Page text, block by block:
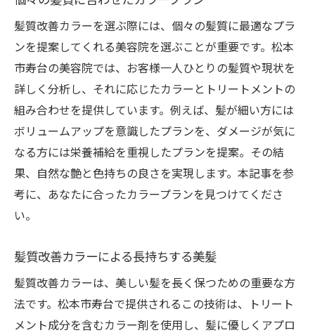
髪質改善カラーを選ぶ際には、個々の髪質に最適なプラ
ンを提案してくれる美容院を選ぶことが重要です。松本
市寿台の美容院では、お客様一人ひとりの髪質や現状を
詳しく分析し、それに応じたカラーとトリートメントの
組み合わせを提供しています。例えば、髪が細い方には
ボリュームアップを意識したプランを、ダメージが気に
なる方には栄養補給を重視したプランを提案。その結
果、自然な艶と色持ちの良さを実現します。本記事を参
考に、あなたに合ったカラープランを見つけてくださ
い。
髪質改善カラーによる長持ちする美髪
髪質改善カラーは、美しい髪を長く保つための重要な方
法です。松本市寿台で提供されるこの技術は、トリート
メント成分を含むカラー剤を使用し、髪に優しくアプロ